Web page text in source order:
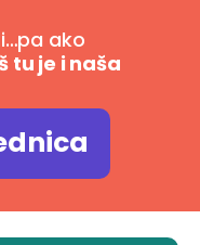
ako
tu je i naša